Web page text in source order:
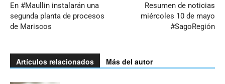
En #Maullin instalarán una
segunda planta de procesos
de Mariscos
Resumen de noticias
miércoles 10 de mayo
#SagoRegión
Artículos relacionados Más del autor